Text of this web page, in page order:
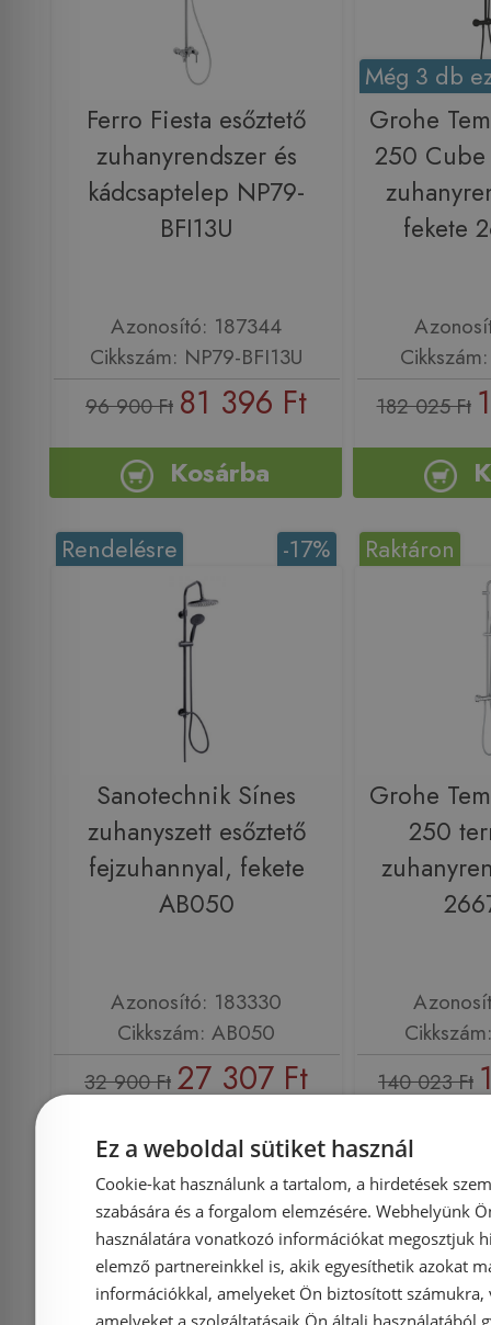
Ferro Fiesta esőztető
zuhanyrendszer és
kádcsaptelep NP79-
BFI13U
Azonosító: 187344
Cikkszám: NP79-BFI13U
96 900 Ft 81 396 Ft
Kosárba
Még 3 db
Grohe
250 Cube
fekete
182 025 Ft
-17%
Rendelésre
Sanotechnik Sínes
zuhanyszett esőztető
fejzuhannyal, fekete
AB050
Azonosító: 183330
Cikkszám: AB050
32 900 Ft 27 307 Ft
Kosárba
Raktáron
Grohe
250
140 023 Ft
-16%
Raktáron Rendelésre
Ez a weboldal sütiket használ
Cookie-kat használunk a tartalom, a hirdetések
szabására és a forgalom elemzésére. Webhelyünk
használatára vonatkozó információkat megosztjuk
elemző partnereinkkel is, akik egyesíthetik azokat
információkkal, amelyeket Ön biztosított számukra,
amelyeket a szolgáltatásaik Ön általi használatából